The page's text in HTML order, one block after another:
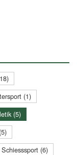
(1)
(5)
Schiesssport (6)